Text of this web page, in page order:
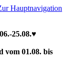
Hauptnavigation
25.08.♥
vom 01.08. bis